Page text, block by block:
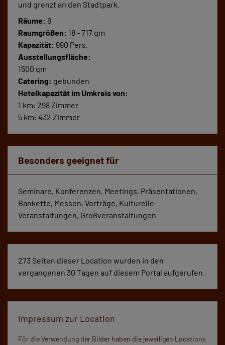
und grenzt an den Stadtpark.
Räume: 6
Raumgrößen: 18 - 717 qm
Kapazität: 990 Pers.
Ausstellungsfläche:
1500 qm
Catering: gebunden
Hotelkapazität im Umkreis von:
1 km: 298 Zimmer
5 km: 432 Zimmer
Besonders geeignet für
Seminare, Konferenzen, Meetings, Präsentationen,
Bankette, Messen, Vorträge, Kulturelle
Veranstaltungen, Großveranstaltungen
273 Seiten dieser Location wurden in den
vergangenen 30 Tagen auf diesem Portal aufgerufen.
Impressum zur Location
Für die Verwendung der Bilder haben die jeweiligen Locations